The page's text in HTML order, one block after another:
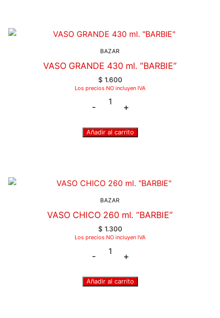
BAZAR
VASO GRANDE 430 ml. “BARBIE”
$ 1.600
Los precios NO incluyen IVA
- +
Añadir al carrito
BAZAR
VASO CHICO 260 ml. “BARBIE”
$ 1.300
Los precios NO incluyen IVA
- +
Añadir al carrito